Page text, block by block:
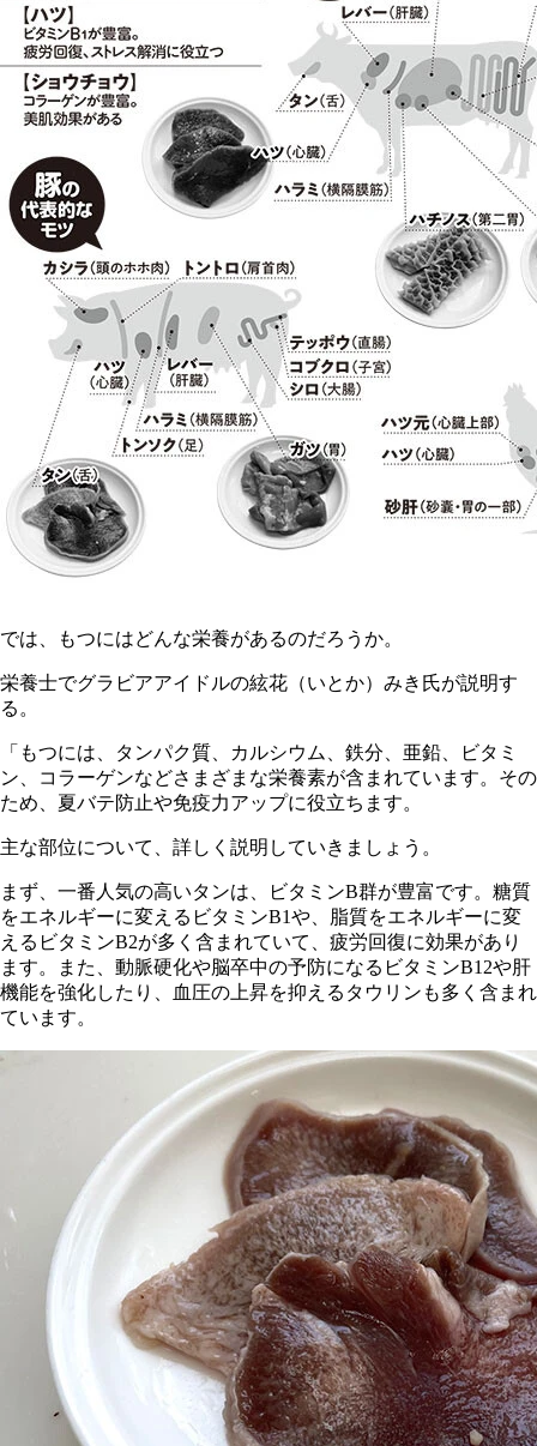
では、もつにはどんな栄養があるのだろうか。
栄養士でグラビアアイドルの絃花（いとか）みき氏が説明す
る。
「もつには、タンパク質、カルシウム、鉄分、亜鉛、ビタミ
ン、コラーゲンなどさまざまな栄養素が含まれています。その
ため、夏バテ防止や免疫力アップに役立ちます。
主な部位について、詳しく説明していきましょう。
まず、一番人気の高いタンは、ビタミンB群が豊富です。糖質
をエネルギーに変えるビタミンB1や、脂質をエネルギーに変
えるビタミンB2が多く含まれていて、疲労回復に効果があり
ます。また、動脈硬化や脳卒中の予防になるビタミンB12や肝
機能を強化したり、血圧の上昇を抑えるタウリンも多く含まれ
ています。